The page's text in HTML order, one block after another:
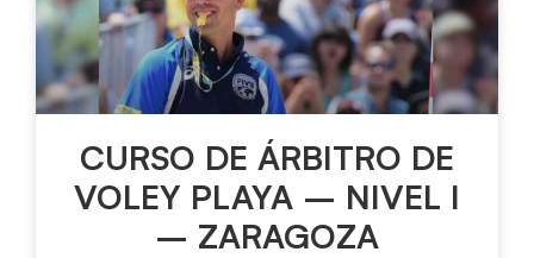
CURSO DE ÁRBITRO DE
VOLEY PLAYA – NIVEL I
– ZARAGOZA